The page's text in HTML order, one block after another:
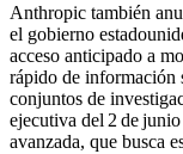
Anthropic también
el gobierno
acceso anticipado a
rápido de información
conjuntos de
ejecutiva del 2 de
avanzada, que busca